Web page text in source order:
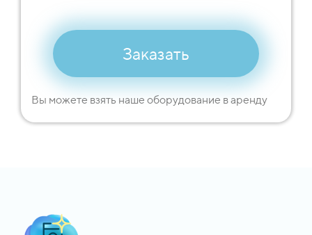
Заказать
Вы можете взять наше оборудование в аренду